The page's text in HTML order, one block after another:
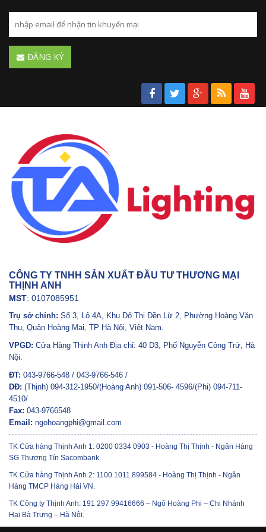
ĐĂNG KÝ
CÔNG TY TNHH SẢN XUẤT ĐẦU TƯ THƯƠNG MẠI
THỊNH ANH
MST: 0107085951
Trụ sở chính: Số 3, Lô 4A, Khu Đô Thị Đền Lừ 2, Phường Hoàng Văn
Thụ, Quận Hoàng Mai, TP Hà Nội, Việt Nam.
VPGD: Cửa Hàng Thịnh Anh Địa chỉ: 40 D3, Phố Nguyễn Công Trứ, Hà
Nội.
ĐT: 043-9766-548 / 043-9766-546 /
DĐ: (Thịnh) 094-312-1950/(Hoàng Anh) 091-506- 4596/(Phi) 094-711-
4510/
Fax: 043-9766548
Email: ngohoangphi@gmail.com
TK Cửa hàng Thịnh Anh 1: 0200 0334 0903 - Hoàng Thị Thịnh - Ngân Hàng
SG Thương Tín Sacombank.
TK Cửa hàng Thịnh Anh 2: 1100 1011 899584 - Hoàng Thị Thịnh - Ngân
Hàng TMCP Hàng Hải VN.
TK Công ty Thịnh Anh: 191 297 99416666 – Ngô Hoàng Phi – Chi Nhánh
Hai Bà Trưng – Hà Nội.